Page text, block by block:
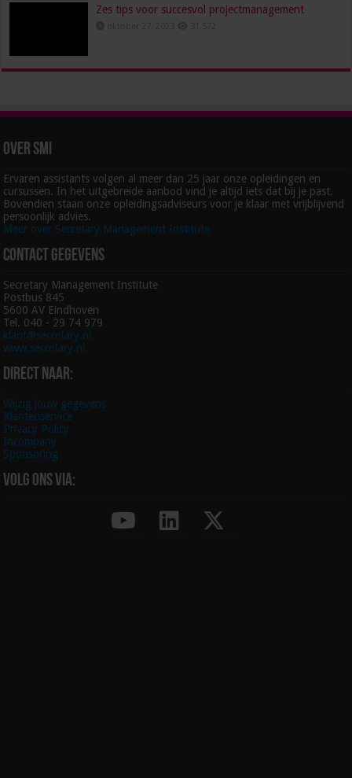
Zes tips voor succesvol projectmanagement
Over SMI
Ervaren assistants volgen al meer dan 25 jaar onze opleidingen en
cursussen. In het uitgebreide aanbod vind je altijd iets dat bij je past.
Bovendien staan onze opleidingsadviseurs voor je klaar met vrijblijvend
persoonlijk advies.
Meer over Secretary Management Institute
Contact gegevens
Secretary Management Institute
Postbus 845
5600 AV Eindhoven
Tel. 040 - 29 74 979
klant@secretary.nl
www.secretary.nl
Direct naar:
Wijzig jouw gegevens
Klantenservice
Privacy Policy
Incompany
Sponsoring
Volg ons via: